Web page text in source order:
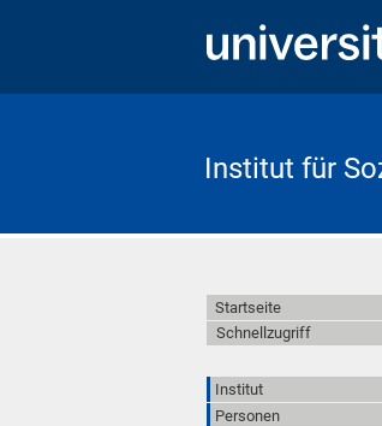
Institut für
Startseite
Schnellzugriff
Institut
Personen